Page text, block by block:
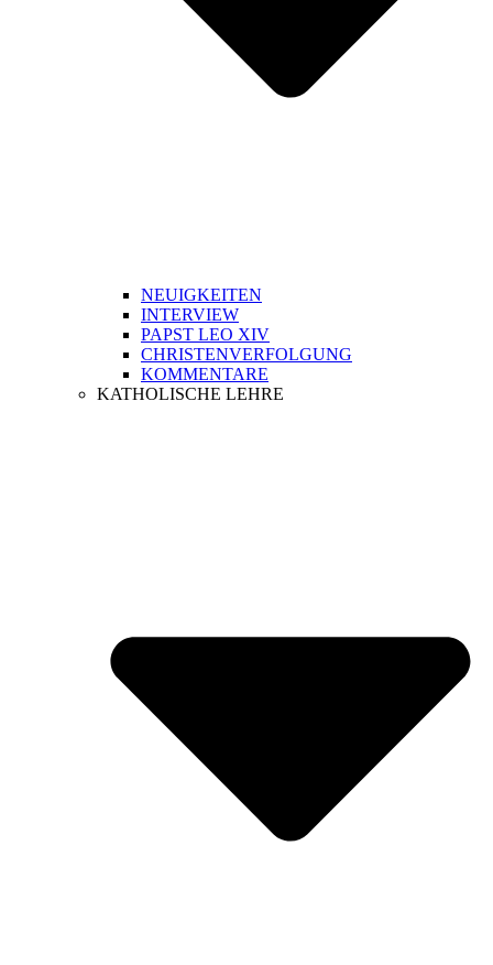
NEUIGKEITEN
INTERVIEW
PAPST LEO XIV
CHRISTENVERFOLGUNG
KOMMENTARE
KATHOLISCHE LEHRE